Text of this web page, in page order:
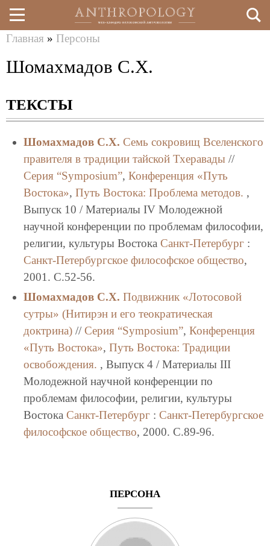
Перейти
к
содержанию
здесь
Главная » Персоны
Шомахмадов С.Х.
ТЕКСТЫ
Шомахмадов С.Х. Семь сокровищ Вселенского
правителя в традиции тайской Тхеравады//
Серия “Symposium”, Конференция «Путь
Востока», Путь Востока: Проблема методов. ,
Выпуск 10 / Материалы IV Молодежной
научной конференции по проблемам философии,
религии, культуры Востока Санкт-Петербург:
Санкт-Петербургское философское общество,
2001. C.52-56.
Шомахмадов С.Х. Подвижник «Лотосовой
сутры» (Нитирэн и его теократическая
доктрина)// Серия “Symposium”, Конференция
«Путь Востока», Путь Востока: Традиции
освобождения. , Выпуск 4 / Материалы III
Молодежной научной конференции по
проблемам философии, религии, культуры
Востока Санкт-Петербург: Санкт-Петербургское
философское общество, 2000. C.89-96.
ПЕРСОНА